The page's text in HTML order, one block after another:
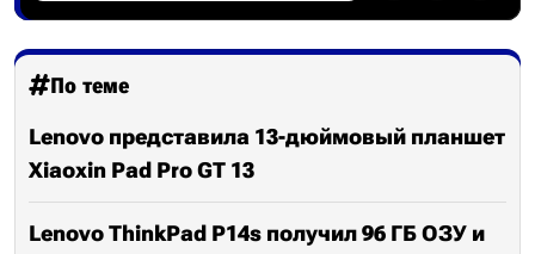
По теме
Lenovo представила 13-дюймовый планшет
Xiaoxin Pad Pro GT 13
Lenovo ThinkPad P14s получил 96 ГБ ОЗУ и